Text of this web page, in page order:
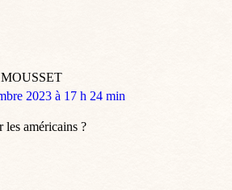
MOUSSET
2023 à 17 h 24 min
les américains ?